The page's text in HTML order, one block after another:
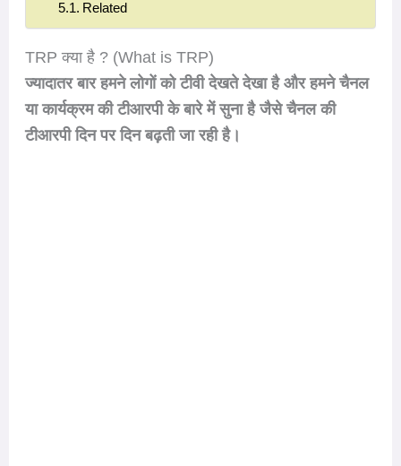
Related
TRP क्या है ? (What is TRP)
ज्यादातर बार हमने लोगों को टीवी देखते देखा है और हमने चैनल
या कार्यक्रम की टीआरपी के बारे में सुना है जैसे चैनल की
टीआरपी दिन पर दिन बढ़ती जा रही है।